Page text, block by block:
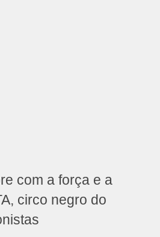
com a força e a
circo negro do